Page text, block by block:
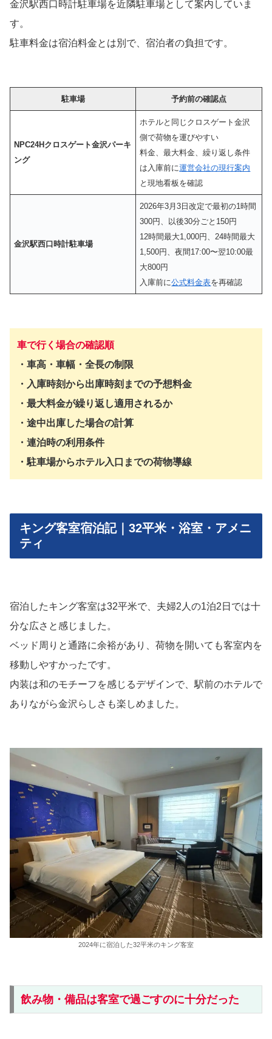
金沢駅西口時計駐車場を近隣駐車場として案内していま
す。
駐車料金は宿泊料金とは別で、宿泊者の負担です。
駐車場 予約前の確認点
NPC24Hクロスゲート金沢パーキ
ング
ホテルと同じクロスゲート金沢
側で荷物を運びやすい
料金、最大料金、繰り返し条件
は入庫前に運営会社の現行案内
と現地看板を確認
金沢駅西口時計駐車場
2026年3月3日改定で最初の1時間
300円、以後30分ごと150円
12時間最大1,000円、24時間最大
1,500円、夜間17:00〜翌10:00最
大800円
入庫前に公式料金表を再確認
車で行く場合の確認順
・車高・車幅・全長の制限
・入庫時刻から出庫時刻までの予想料金
・最大料金が繰り返し適用されるか
・途中出庫した場合の計算
・連泊時の利用条件
・駐車場からホテル入口までの荷物導線
キング客室宿泊記｜32平米・浴室・アメニ
ティ
宿泊したキング客室は32平米で、夫婦2人の1泊2日では十
分な広さと感じました。
ベッド周りと通路に余裕があり、荷物を開いても客室内を
移動しやすかったです。
内装は和のモチーフを感じるデザインで、駅前のホテルで
ありながら金沢らしさも楽しめました。
2024年に宿泊した32平米のキング客室
飲み物・備品は客室で過ごすのに十分だった